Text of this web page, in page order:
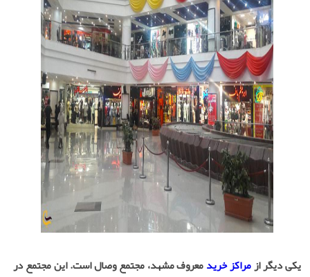
یکی دیگر ازمراکز خریدمعروف مشهد، مجتمع وصال است. این مجتمع در